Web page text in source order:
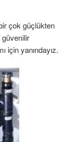
çok güçlükten
güvenilir
için yanındayız.